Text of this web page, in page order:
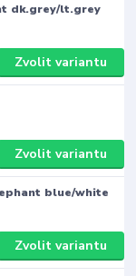
dk.grey/lt.grey
Zvolit variantu
Zvolit variantu
blue/white
Zvolit variantu